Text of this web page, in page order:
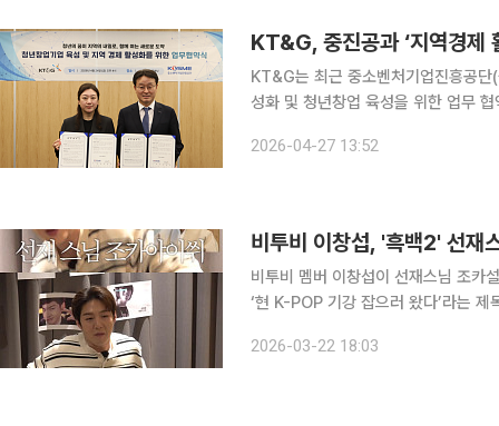
KT&G, 중진공과 ‘지역경제
KT&G는 최근 중소벤처기업진흥공
성화 및 청년창업 육성을 위한 업무 협약을 체결했
2026-04-27 13:52
비투비 이창섭, '흑백2' 선재
비투비 멤버 이창섭이 선재스님 조카설에 입을 열었다. 20일 유튜
‘현 K-POP 기강 잡으러 왔다’라는
이에 이창섭은 “날 뭘로 보고. 나 선재
2026-03-22 18:03